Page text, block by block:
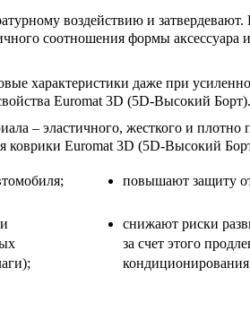
воздействию и затвердевают.
соотношения формы аксессуара
характеристики даже при
Euromat 3D (5D-Высокий Борт).
– эластичного, жесткого и
коврики Euromat 3D (5D-Высокий
повышают защиту
снижают риски
за счет этого